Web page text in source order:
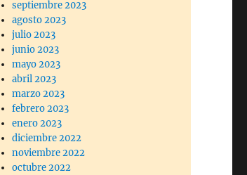
septiembre 2023
agosto 2023
julio 2023
junio 2023
mayo 2023
abril 2023
marzo 2023
febrero 2023
enero 2023
diciembre 2022
noviembre 2022
octubre 2022